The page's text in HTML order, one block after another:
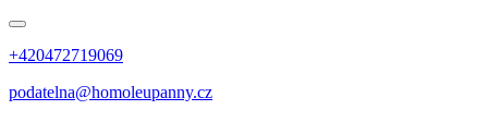
+420472719069
podatelna@homoleupanny.cz